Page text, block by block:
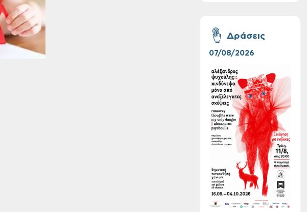
δωρεάν ξεναγήσεις
για ενήλικες στη
Δημοτική
Την Τρίτη 11/08
Τακτική συνεδρίαση
Δημοτικής
Επιτροπής στις 10-
08-2026
Δράσεις
07/08/2026